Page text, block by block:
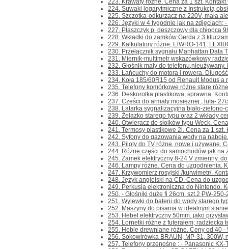
223. Krawaty różne. Cena za 1 szt.
224. Suwaki logarytmiczne z Instrukcją
225. Szczotka-odkurzacz na 220V, mała
226. Języki w 4 tygodnie jak na zdjęciach;
227. Płaszczyk p. deszczowy dla chłopca
228. Wkładki do zamków Gerda z 3
229. Kalkulatory różne; ElWRO-141,
230. Przełącznik sygnału Manhattan Data
231. Miernik-multimetr wskazówkowy
232. Głośnik mały do
233. Łańcuchy do motora i rowera.
234. Koła 185/60R15 od Renault Modus a
235. Telefony komórkowe różne stare
236. Deskorolka plastikowa, sprawna.
237. Części do armaty mosiężnej ; lufa-
238. Latarka sygnalizacyjna biało-zielono-
239. Żelazko starego typu oraz 2 wkłady
240. Otwieracz do słoików typu Weck.
241. Termosy plastikowe 2l. Cena za 1 szt.
242. Syfony do gazowania wody na
243. Piloty do TV różne, nowe i używane.
244. Różne części do samochodów jak na
245. Zamek elektryczny 8-24 V zmienny.
246. Lampy różne. Cena do uzgodnienia.
247. Krzywomierz rosyjski /kurwimetr/.
248. Język angielski na CD. Cena do
249. Perkusja elektroniczna do Nintendo.
250. - Głośniki duże fi 26cm. szt.2 PW-
251. Wylewki do baterii do wody starego
252. Maszyny do pisania w idealnym
253. Hebel elektryczny 50mm. jako
254. Lornetki różne z futerałem; radziecka
255. Heble drewniane różne. Ceny od 40 -
256. Sokowirówka BRAUN, MP-31, 300W,
257. Telefony przenośne ; - Panasonic KX-